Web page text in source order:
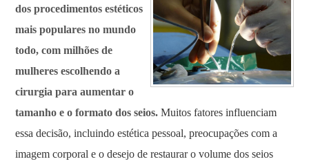
dos procedimentos estéticos
mais populares no mundo
todo, com milhões de
mulheres escolhendo a
cirurgia para aumentar o
tamanho e o formato dos seios. Muitos fatores influenciam
essa decisão, incluindo estética pessoal, preocupações com a
imagem corporal e o desejo de restaurar o volume dos seios